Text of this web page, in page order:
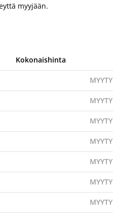
myyjään.
Kokonaishinta
MYYTY
MYYTY
MYYTY
MYYTY
MYYTY
MYYTY
MYYTY